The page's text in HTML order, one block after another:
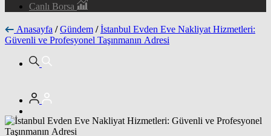
Canlı Borsa
Anasayfa / Gündem / İstanbul Evden Eve Nakliyat Hizmetleri:
Güvenli ve Profesyonel Taşınmanın Adresi